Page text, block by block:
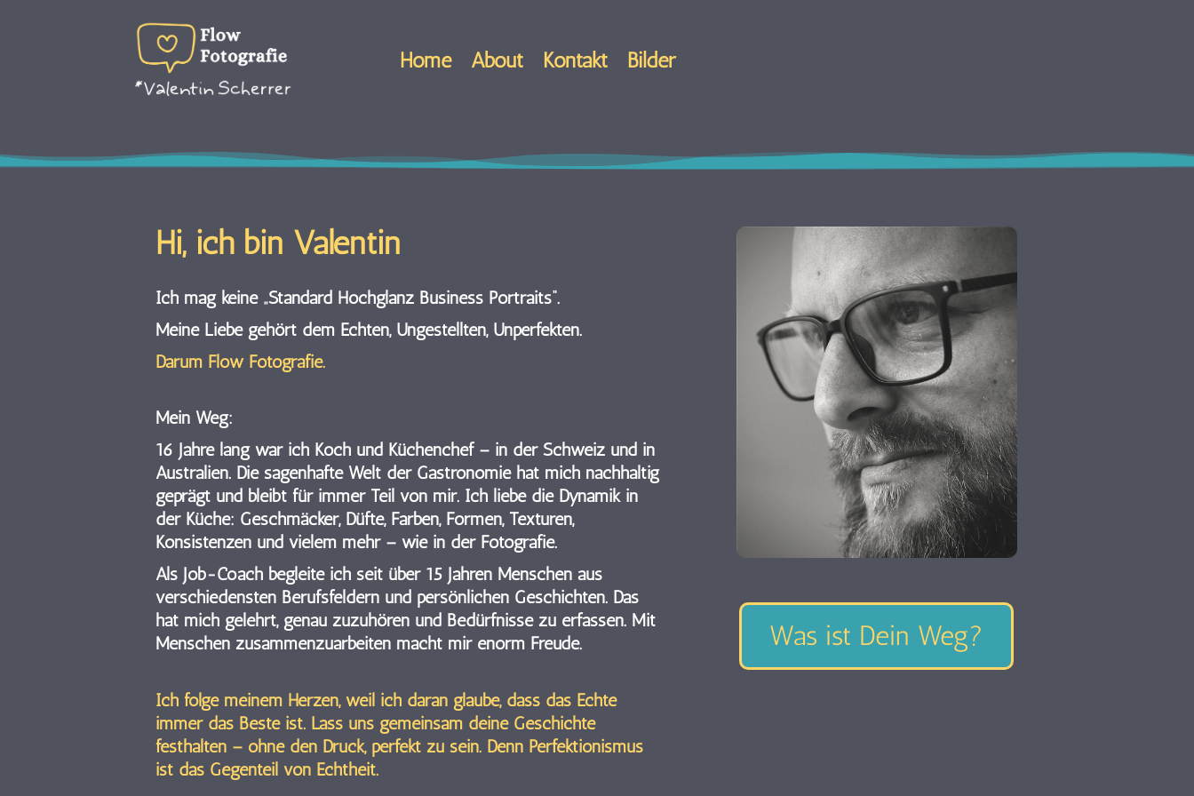
Home About Kontakt Bilder
Hi, ich bin Valentin
Ich mag keine „Standard Hochglanz Business Portraits“.
Meine Liebe gehört dem Echten, Ungestellten, Unperfekten.
Darum Flow Fotografie.
Mein Weg:
16 Jahre lang war ich Koch und Küchenchef – in der Schweiz und in
Australien. Die sagenhafte Welt der Gastronomie hat mich nachhaltig
geprägt und bleibt für immer Teil von mir. Ich liebe die Dynamik in
der Küche: Geschmäcker, Düfte, Farben, Formen, Texturen,
Konsistenzen und vielem mehr – wie in der Fotografie.
Als Job-Coach begleite ich seit über 15 Jahren Menschen aus
verschiedensten Berufsfeldern und persönlichen Geschichten. Das
hat mich gelehrt, genau zuzuhören und Bedürfnisse zu erfassen. Mit
Menschen zusammenzuarbeiten macht mir enorm Freude.
Ich folge meinem Herzen, weil ich daran glaube, dass das Echte
immer das Beste ist. Lass uns gemeinsam deine Geschichte
festhalten – ohne den Druck, perfekt zu sein. Denn Perfektionismus
ist das Gegenteil von Echtheit.
Was ist Dein Weg?